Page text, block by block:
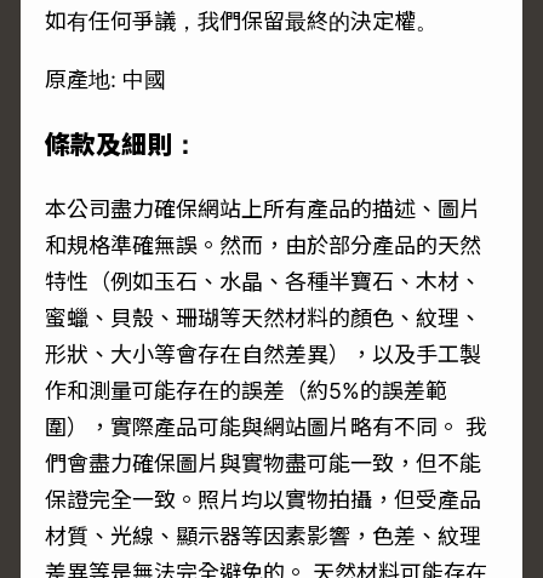
如有任何爭議，我們保留最終的決定權。
原產地: 中國
條款及細則：
本公司盡力確保網站上所有產品的描述、圖片
和規格準確無誤。然而，由於部分產品的天然
特性（例如玉石、水晶、各種半寶石、木材、
蜜蠟、貝殼、珊瑚等天然材料的顏色、紋理、
形狀、大小等會存在自然差異），以及手工製
作和測量可能存在的誤差（約5%的誤差範
圍），實際產品可能與網站圖片略有不同。 我
們會盡力確保圖片與實物盡可能一致，但不能
保證完全一致。照片均以實物拍攝，但受產品
材質、光線、顯示器等因素影響，色差、紋理
差異等是無法完全避免的。 天然材料可能存在